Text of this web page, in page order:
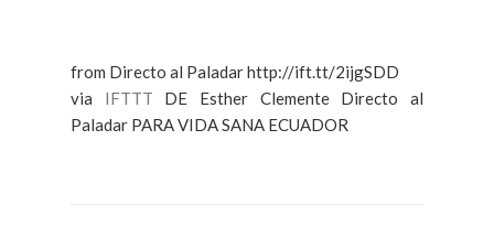
from Directo al Paladar http://ift.tt/2ijgSDD
via IFTTT DE Esther Clemente Directo al
Paladar PARA VIDA SANA ECUADOR